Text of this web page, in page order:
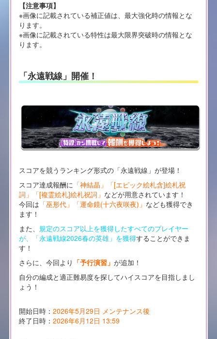
【注意事項】
※画像に記載されている補正値は、最大強化時の情報とな
ります。
※画像に記載されている特性は最大限界突破時の情報とな
ります。
「永遠戦線」開催！
スコアを競うランキング形式の「永遠戦線」が登場！
スコア達成報酬に 「神結晶」「[エピック絵札含]絵札祝
詞」「[複霊絵札]絵札祝詞」 などが用意されています！
今回は 「巫形代」「運命鏡(十六夜咲夜)」 なども獲得でき
ます！
また、 規定のスコア以上を獲得したすべてのプレイヤー
が、「永遠戦線2026春の英雄」を獲得することができま
す！
さらに、今回より 「予行演習」 が追加！
自分の編成と適正難易度を探してハイスコアを目指しまし
ょう！
開始日時： 2026年5月29日 メンテナンス後
終了日時： 2026年6月12日 13:59